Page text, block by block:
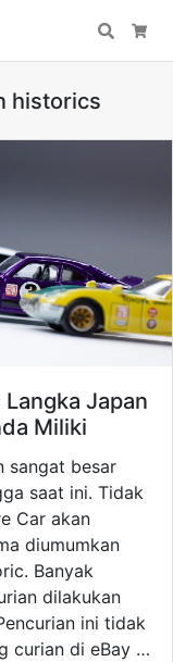
Search
historics
Japan
Miliki
sangat besar
saat ini. Tidak
Car akan
diumumkan
Banyak
dilakukan
ini tidak
curian di eBay …